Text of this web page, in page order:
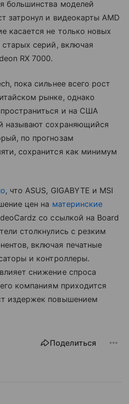
большинства моделей
затронул и видеокарты AMD
касается не только новых
серий, включая
RX 7000.
пока сильнее всего рост
рынке, однако
и на США
называют сохраняющийся
по прогнозам
сохранится как минимум
, что ASUS, GIGABYTE и MSI
цен на материнские
со ссылкой на Board
столкнулись с резким
включая печатные
и контроллеры.
снижение спроса
компаниям приходится
издержек повышением
Поделиться